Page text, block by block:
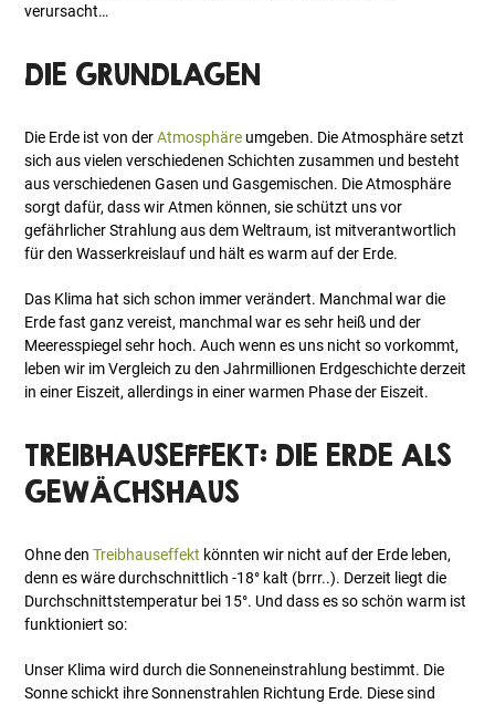
verursacht…
DIE GRUNDLAGEN
Die Erde ist von derAtmosphäre umgeben. Die Atmosphäre setzt
sich aus vielen verschiedenen Schichten zusammen und besteht
aus verschiedenen Gasen und Gasgemischen. Die Atmosphäre
sorgt dafür, dass wir Atmen können, sie schützt uns vor
gefährlicher Strahlung aus dem Weltraum, ist mitverantwortlich
für den Wasserkreislauf und hält es warm auf der Erde.
Das Klima hat sich schon immer verändert. Manchmal war die
Erde fast ganz vereist, manchmal war es sehr heiß und der
Meeresspiegel sehr hoch. Auch wenn es uns nicht so vorkommt,
leben wir im Vergleich zu den Jahrmillionen Erdgeschichte derzeit
in einer Eiszeit, allerdings in einer warmen Phase der Eiszeit.
TREIBHAUSEFFEKT: DIE ERDE ALS
GEWÄCHSHAUS
Ohne denTreibhauseffekt könnten wir nicht auf der Erde leben,
denn es wäre durchschnittlich -18° kalt (brrr..). Derzeit liegt die
Durchschnittstemperatur bei 15°. Und dass es so schön warm ist
funktioniert so:
Unser Klima wird durch die Sonneneinstrahlung bestimmt. Die
Sonne schickt ihre Sonnenstrahlen Richtung Erde. Diese sind